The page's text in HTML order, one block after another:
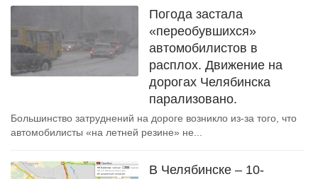
Погода застала
«переобувшихся»
автомобилистов в
расплох. Движение на
дорогах Челябинска
парализовано.
Большинство затруднений на дороге возникло из-за того, что
автомобилисты «на летней резине» не...
В Челябинске – 10-